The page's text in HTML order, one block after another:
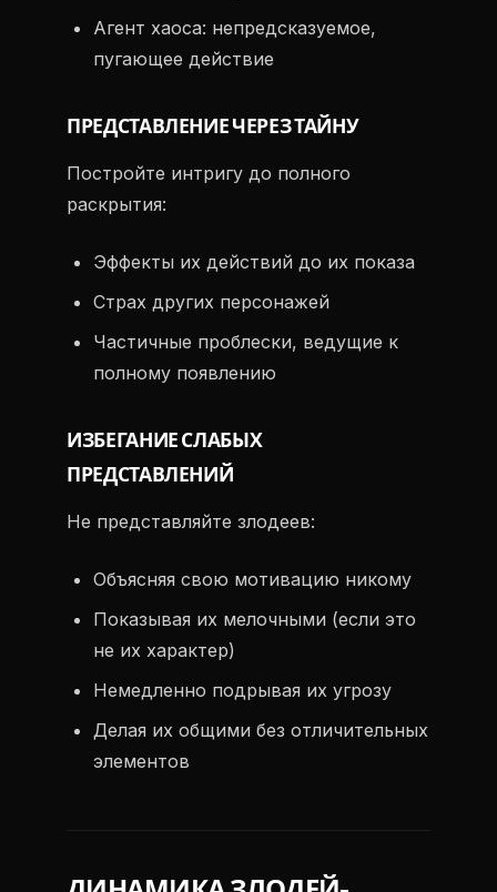
Агент хаоса: непредсказуемое,
пугающее действие
ПРЕДСТАВЛЕНИЕ ЧЕРЕЗ ТАЙНУ
Постройте интригу до полного
раскрытия:
Эффекты их действий до их показа
Страх других персонажей
Частичные проблески, ведущие к
полному появлению
ИЗБЕГАНИЕ СЛАБЫХ
ПРЕДСТАВЛЕНИЙ
Не представляйте злодеев:
Объясняя свою мотивацию никому
Показывая их мелочными (если это
не их характер)
Немедленно подрывая их угрозу
Делая их общими без отличительных
элементов